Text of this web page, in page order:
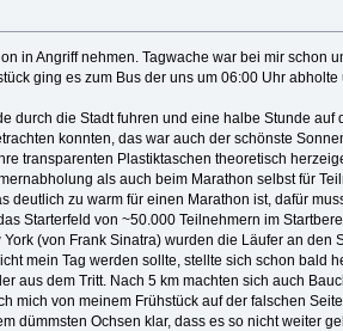
in Angriff nehmen. Tagwache war bei mir schon
ging es zum Bus der uns um 06:00 Uhr abholte
durch die Stadt fuhren und eine halbe Stunde
konnten, das war auch der schönste
transparenten Plastiktaschen theoretisch
als auch beim Marathon selbst für
deutlich zu warm für einen Marathon ist, dafür
Starterfeld von ~50.000 Teilnehmern im
(von Frank Sinatra) wurden die Läufer an
mein Tag werden sollte, stellte sich schon bald
aus dem Tritt. Nach 5 km machten sich auch
mich von meinem Frühstück auf der falschen
dümmsten Ochsen klar, dass es so nicht weiter